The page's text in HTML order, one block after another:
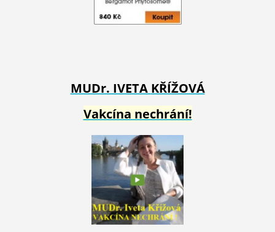
MUDr. IVETA KŘÍŽOVÁ
Vakcína nechrání!